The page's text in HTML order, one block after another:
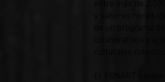
entre más de
y saberes
de un programa
colaborativos y
culturales
El FONART